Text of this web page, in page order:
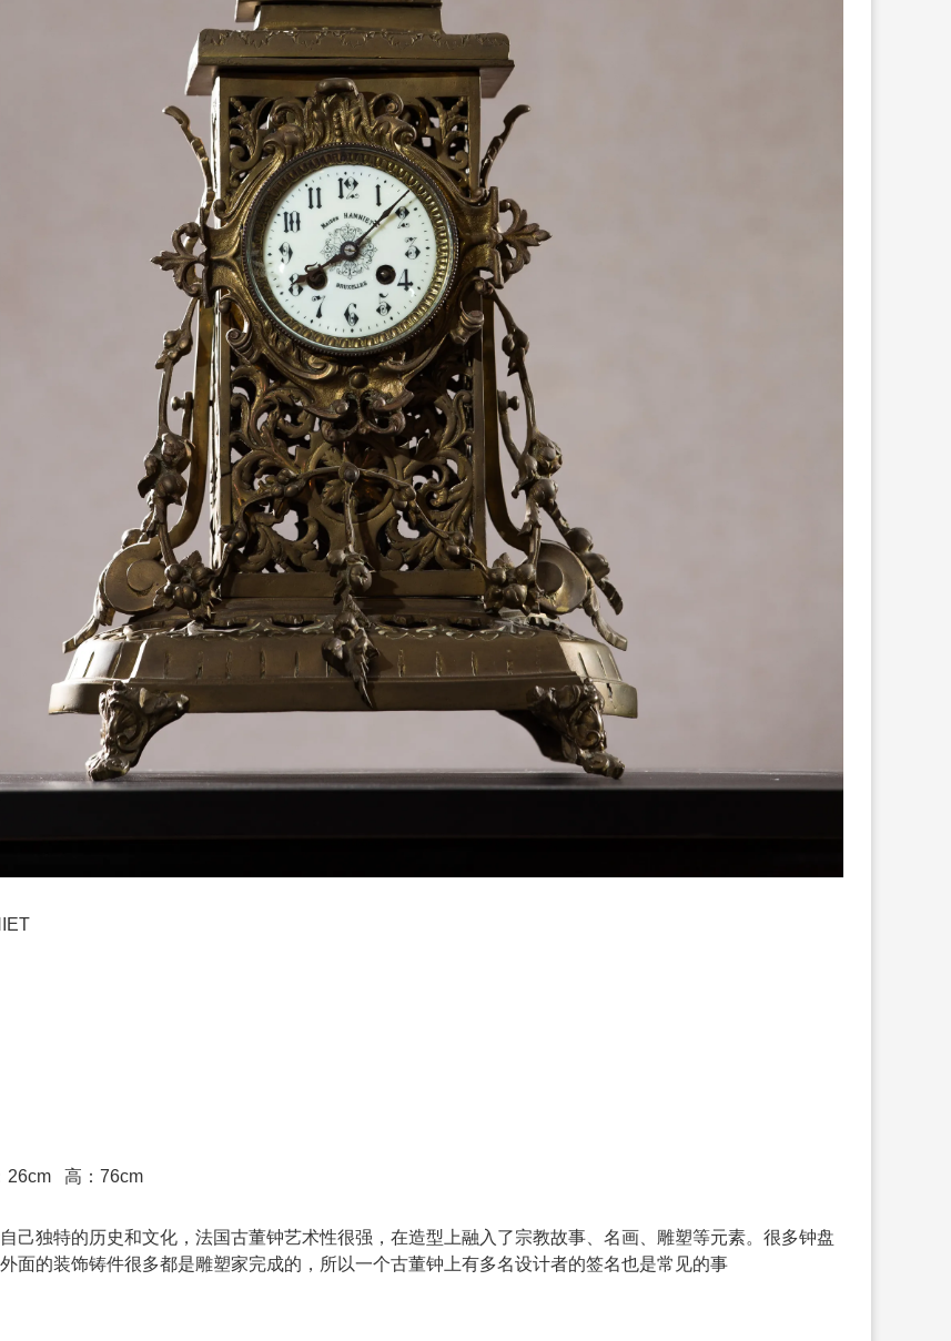
26cm 高：76cm
己独特的历史和文化，法国古董钟艺术性很强，在造型上融入了宗教故事、名画、雕塑等元素。很多钟盘
面的装饰铸件很多都是雕塑家完成的，所以一个古董钟上有多名设计者的签名也是常见的事